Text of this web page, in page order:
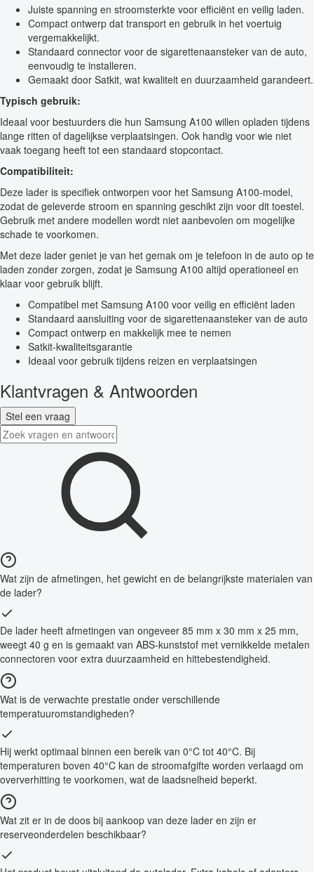
Juiste spanning en stroomsterkte voor efficiënt en veilig laden.
Compact ontwerp dat transport en gebruik in het voertuig
vergemakkelijkt.
Standaard connector voor de sigarettenaansteker van de auto,
eenvoudig te installeren.
Gemaakt door Satkit, wat kwaliteit en duurzaamheid garandeert.
Typisch gebruik:
Ideaal voor bestuurders die hun Samsung A100 willen opladen tijdens
lange ritten of dagelijkse verplaatsingen. Ook handig voor wie niet
vaak toegang heeft tot een standaard stopcontact.
Compatibiliteit:
Deze lader is specifiek ontworpen voor het Samsung A100-model,
zodat de geleverde stroom en spanning geschikt zijn voor dit toestel.
Gebruik met andere modellen wordt niet aanbevolen om mogelijke
schade te voorkomen.
Met deze lader geniet je van het gemak om je telefoon in de auto op te
laden zonder zorgen, zodat je Samsung A100 altijd operationeel en
klaar voor gebruik blijft.
Compatibel met Samsung A100 voor veilig en efficiënt laden
Standaard aansluiting voor de sigarettenaansteker van de auto
Compact ontwerp en makkelijk mee te nemen
Satkit-kwaliteitsgarantie
Ideaal voor gebruik tijdens reizen en verplaatsingen
Klantvragen & Antwoorden
Stel een vraag
Wat zijn de afmetingen, het gewicht en de belangrijkste materialen van
de lader?
De lader heeft afmetingen van ongeveer 85 mm x 30 mm x 25 mm,
weegt 40 g en is gemaakt van ABS-kunststof met vernikkelde metalen
connectoren voor extra duurzaamheid en hittebestendigheid.
Wat is de verwachte prestatie onder verschillende
temperatuuromstandigheden?
Hij werkt optimaal binnen een bereik van 0°C tot 40°C. Bij
temperaturen boven 40°C kan de stroomafgifte worden verlaagd om
oververhitting te voorkomen, wat de laadsnelheid beperkt.
Wat zit er in de doos bij aankoop van deze lader en zijn er
reserveonderdelen beschikbaar?